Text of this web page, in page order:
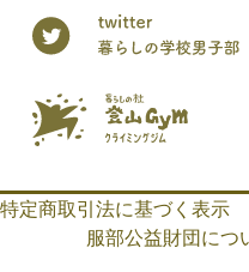
特定商取引法に基づく表示
服部公益財団につ